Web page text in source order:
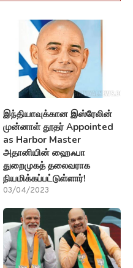
இந்தியாவுக்கான இஸ்ரேலின்
முன்னாள் தூதர் Appointed
as Harbor Master
அதானியின் ஹைஃபா
துறைமுகத் தலைவராக
நியமிக்கப்பட்டுள்ளார்!
03/04/2023